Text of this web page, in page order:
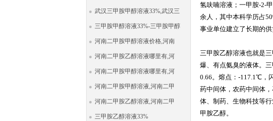
武汉三甲胺甲醇溶液33%,武汉三
三甲胺甲醇溶液33%-三甲胺甲醇
河南二甲胺甲醇溶液价格,河南
河南二甲胺乙醇溶液哪里有,河
河南二甲胺甲醇溶液哪里有,河
河南二甲胺甲醇溶液,河南二甲
河南二甲胺乙醇溶液,河南二甲
三甲胺乙醇溶液33%
氢呋喃溶液；一甲胺-2-
余人，其中本科学历占
事业单位建立了长期的供
三甲胺乙醇溶液也就是
爆、有点氨臭的液体。
0.66。熔点：-117.1℃，
药中间体，农药中间体
体、制药、生物科技等
甲胺乙醇。